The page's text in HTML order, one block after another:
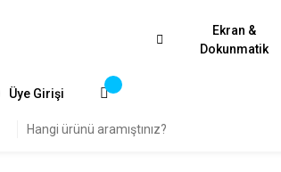
Ekran &
Dokunmatik
Üye Girişi